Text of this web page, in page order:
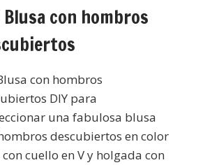
Blusa con hombros
con hombros
DIY para
una fabulosa blusa
descubiertos en color
cuello en V y holgada con